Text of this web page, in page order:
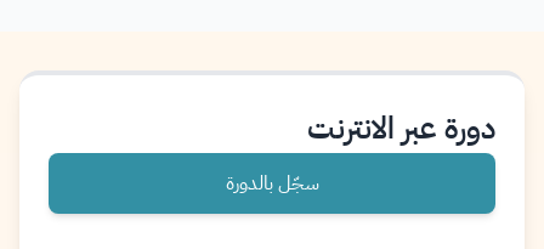
دورة عبر الانترنت
سجّل بالدورة